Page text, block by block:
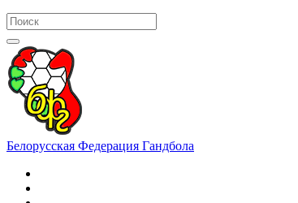
Белорусская Федерация Гандбола